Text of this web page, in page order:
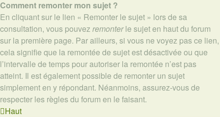
Comment remonter mon sujet ?
En cliquant sur le lien « Remonter le sujet » lors de sa
consultation, vous pouvezremonterle sujet en haut du forum
sur la première page. Par ailleurs, si vous ne voyez pas ce lien,
cela signifie que la remontée de sujet est désactivée ou que
l’intervalle de temps pour autoriser la remontée n’est pas
atteint. Il est également possible de remonter un sujet
simplement en y répondant. Néanmoins, assurez-vous de
respecter les règles du forum en le faisant.
Haut